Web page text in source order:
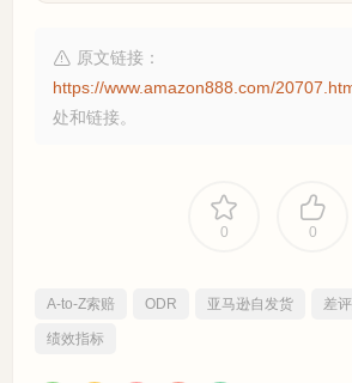
原文链接：
https://www.amazon888.com/
处和链接。
0 0
A-to-Z索赔 ODR 亚马逊自发货 差
绩效指标